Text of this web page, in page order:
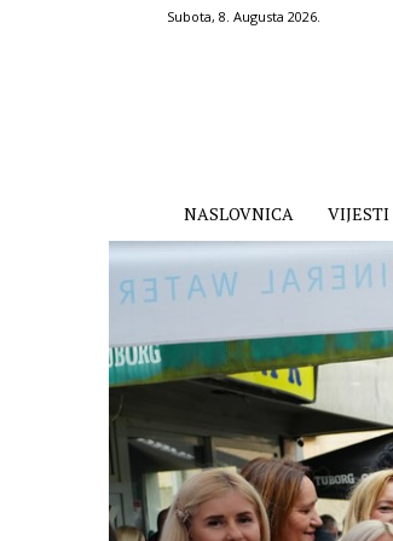
Subota, 8. Augusta 2026.
NASLOVNICA VIJESTI